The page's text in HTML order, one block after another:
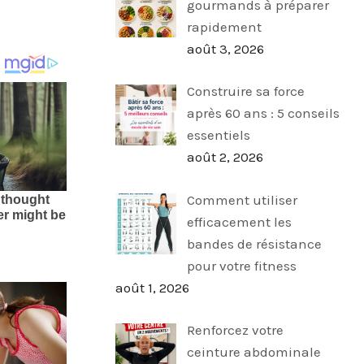
gourmands à préparer
rapidement
août 3, 2026
Construire sa force
après 60 ans : 5 conseils
essentiels
août 2, 2026
Comment utiliser
efficacement les
bandes de résistance
pour votre fitness
août 1, 2026
Renforcez votre
ceinture abdominale